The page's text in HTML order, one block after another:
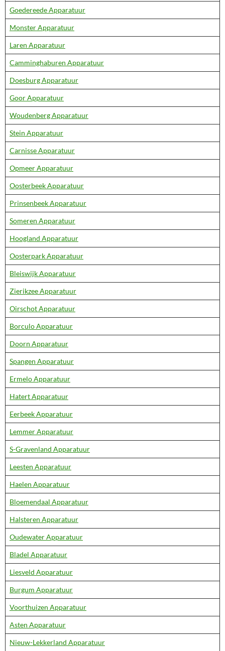
Goedereede Apparatuur
Monster Apparatuur
Laren Apparatuur
Camminghaburen Apparatuur
Doesburg Apparatuur
Goor Apparatuur
Woudenberg Apparatuur
Stein Apparatuur
Carnisse Apparatuur
Opmeer Apparatuur
Oosterbeek Apparatuur
Prinsenbeek Apparatuur
Someren Apparatuur
Hoogland Apparatuur
Oosterpark Apparatuur
Bleiswijk Apparatuur
Zierikzee Apparatuur
Oirschot Apparatuur
Borculo Apparatuur
Doorn Apparatuur
Spangen Apparatuur
Ermelo Apparatuur
Hatert Apparatuur
Eerbeek Apparatuur
Lemmer Apparatuur
S-Gravenland Apparatuur
Leesten Apparatuur
Haelen Apparatuur
Bloemendaal Apparatuur
Halsteren Apparatuur
Oudewater Apparatuur
Bladel Apparatuur
Liesveld Apparatuur
Burgum Apparatuur
Voorthuizen Apparatuur
Asten Apparatuur
Nieuw-Lekkerland Apparatuur